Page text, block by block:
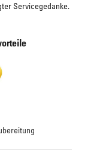
Servicegedanke.